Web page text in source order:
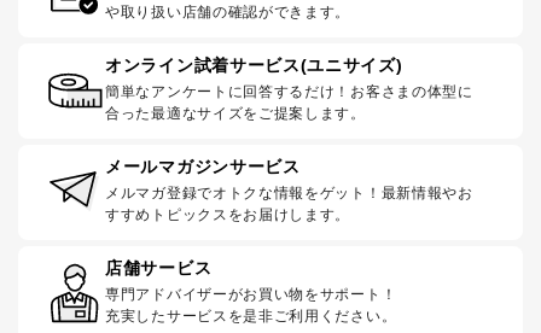
や取り扱い店舗の確認ができます。
オンライン試着サービス(ユニサイズ)
簡単なアンケートに回答するだけ！お客さまの体型に
合った最適なサイズをご提案します。
メールマガジンサービス
メルマガ登録でオトクな情報をゲット！最新情報やお
すすめトピックスをお届けします。
店舗サービス
専門アドバイザーがお買い物をサポート！
充実したサービスを是非ご利用ください。